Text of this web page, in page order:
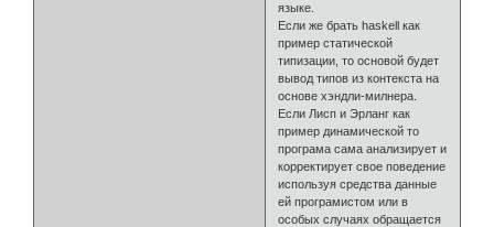
языке.
Если же брать haskell как
пример статической
типизации, то основой будет
вывод типов из контекста на
основе хэндли-милнера.
Если Лисп и Эрланг как
пример динамической то
програма сама анализирует и
корректирует свое поведение
используя средства данные
ей програмистом или в
особых случаях обращается